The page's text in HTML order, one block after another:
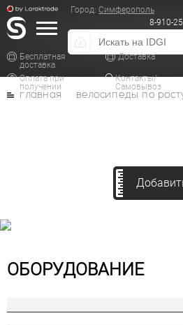
Город: Симферополь
8-910-
Бесплатная
доставка
Доставка
Оплата при
получении
Контакты/
Самовывоз
главная велосипеды по
ОБОРУДОВАНИЕ